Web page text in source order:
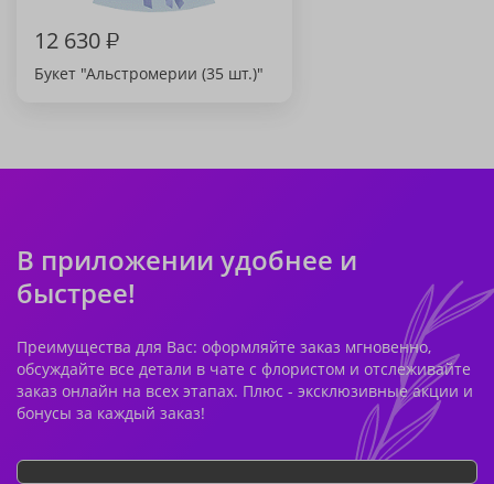
12 630₽
Букет "Альстромерии (35 шт.)"
В приложении удобнее и
быстрее!
Преимущества для Вас: оформляйте заказ мгновенно,
обсуждайте все детали в чате с флористом и отслеживайте
заказ онлайн на всех этапах. Плюс - эксклюзивные акции и
бонусы за каждый заказ!